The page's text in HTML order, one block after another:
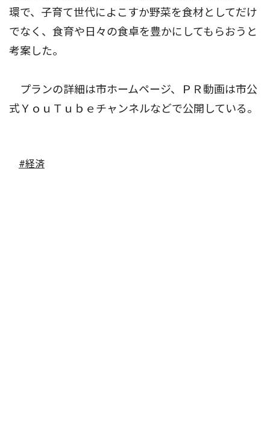
環で、子育て世代によこすか野菜を食材としてだけ
でなく、食育や日々の食卓を豊かにしてもらおうと
考案した。
プランの詳細は市ホームページ、ＰＲ動画は市公
式ＹｏｕＴｕｂｅチャンネルなどで公開している。
#経済